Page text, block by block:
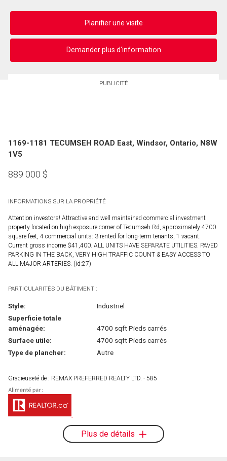
Planifier une visite
Demander plus d'information
PUBLICITÉ
1169-1181 TECUMSEH ROAD East, Windsor, Ontario, N8W
1V5
889 000 $
INFORMATIONS SUR LA PROPRIÉTÉ
Attention investors! Attractive and well maintained commercial investment
property located on high exposure corner of Tecumseh Rd, approximately 4700
square feet, 4 commercial units: 3 rented for long-term tenants, 1 vacant.
Current gross income $41,400. ALL UNITS HAVE SEPARATE UTILITIES. PAVED
PARKING IN THE BACK, VERY HIGH TRAFFIC COUNT & EASY ACCESS TO
ALL MAJOR ARTERIES. (id:27)
PARTICULARITÉS DU BÂTIMENT :
Style:
Industriel
Superficie totale
aménagée:
4700 sqft Pieds carrés
Surface utile:
4700 sqft Pieds carrés
Type de plancher:
Autre
Gracieuseté de : REMAX PREFERRED REALTY LTD. - 585
Plus de détails